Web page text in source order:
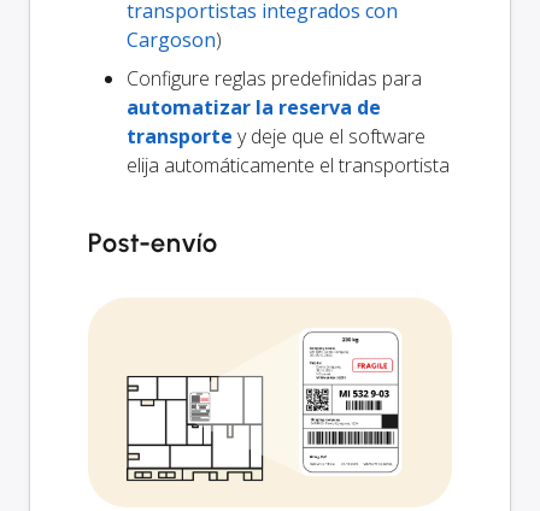
transportistas integrados con
Cargoson)
Configure reglas predefinidas para
automatizar la reserva de
transporte y deje que el software
elija automáticamente el transportista
Post-envío